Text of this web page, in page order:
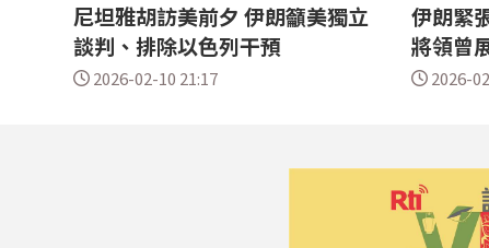
尼坦雅胡訪美前夕 伊朗籲美獨立
談判、排除以色列干預
2026-02-10 21:17
伊朗緊
將領曾
2026-